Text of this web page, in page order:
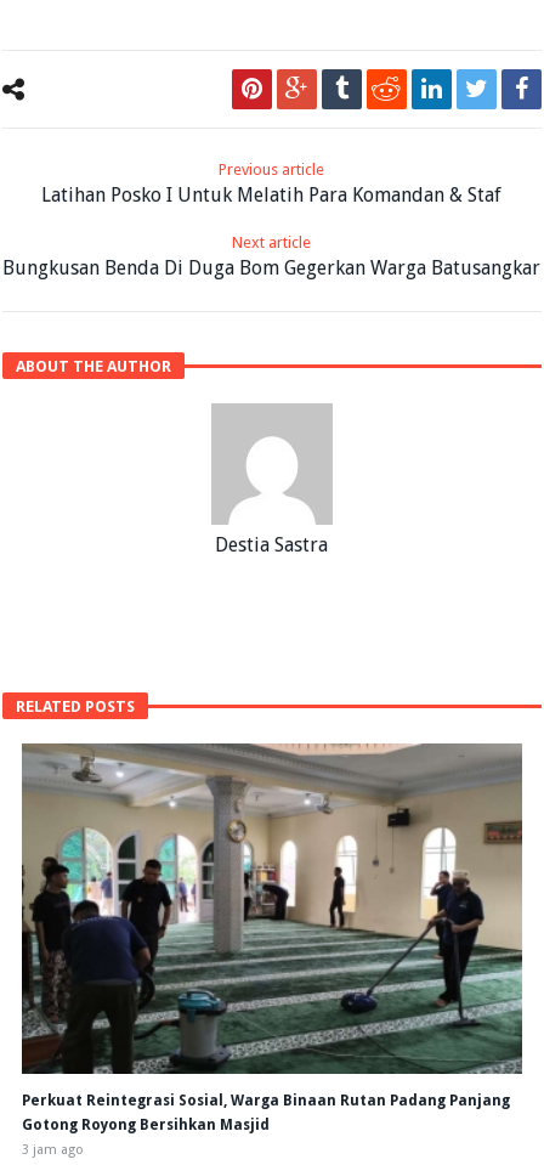
Previous article
Latihan Posko I Untuk Melatih Para Komandan & Staf
Next article
Bungkusan Benda Di Duga Bom Gegerkan Warga Batusangkar
ABOUT THE AUTHOR
Destia Sastra
RELATED POSTS
Perkuat Reintegrasi Sosial, Warga Binaan Rutan Padang Panjang
Gotong Royong Bersihkan Masjid
3 jam ago